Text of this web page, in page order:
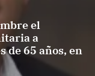
el
a
de 65 años, en